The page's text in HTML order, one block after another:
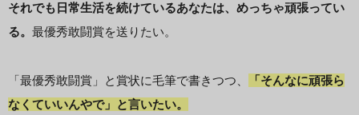
それでも日常生活を続けているあなたは、めっちゃ頑張ってい
る。 最優秀敢闘賞を送りたい。
「最優秀敢闘賞」と賞状に毛筆で書きつつ、
「そんなに頑張ら
なくていいんやで」と言いたい。